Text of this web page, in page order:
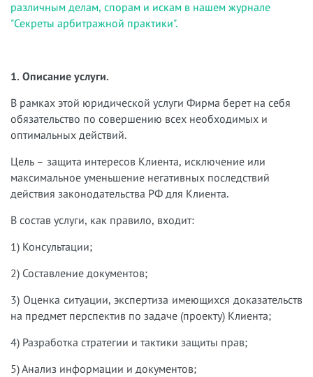
различным делам, спорам и искам в нашем журнале
"Секреты арбитражной практики".
1. Описание услуги.
В рамках этой юридической услуги Фирма берет на себя
обязательство по совершению всех необходимых и
оптимальных действий.
Цель – защита интересов Клиента, исключение или
максимальное уменьшение негативных последствий
действия законодательства РФ для Клиента.
В состав услуги, как правило, входит:
1) Консультации;
2) Составление документов;
3) Оценка ситуации, экспертиза имеющихся доказательств
на предмет перспектив по задаче (проекту) Клиента;
4) Разработка стратегии и тактики защиты прав;
5) Анализ информации и документов;